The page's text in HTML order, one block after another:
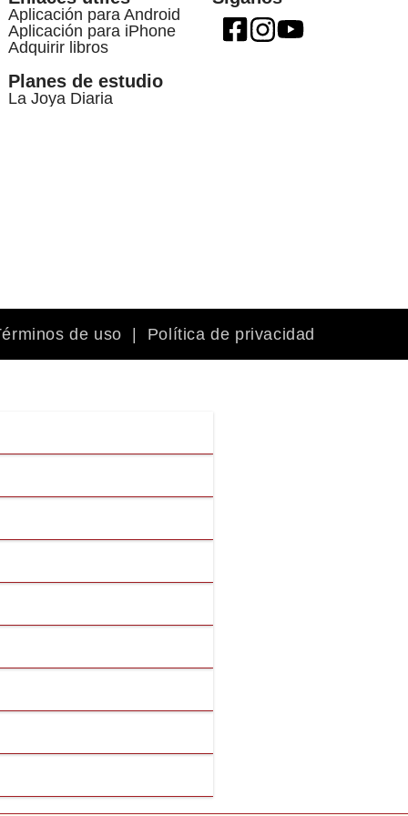
Aplicación para Android
Aplicación para iPhone
Adquirir libros
Planes de estudio
La Joya Diaria
de uso | Política de privacidad